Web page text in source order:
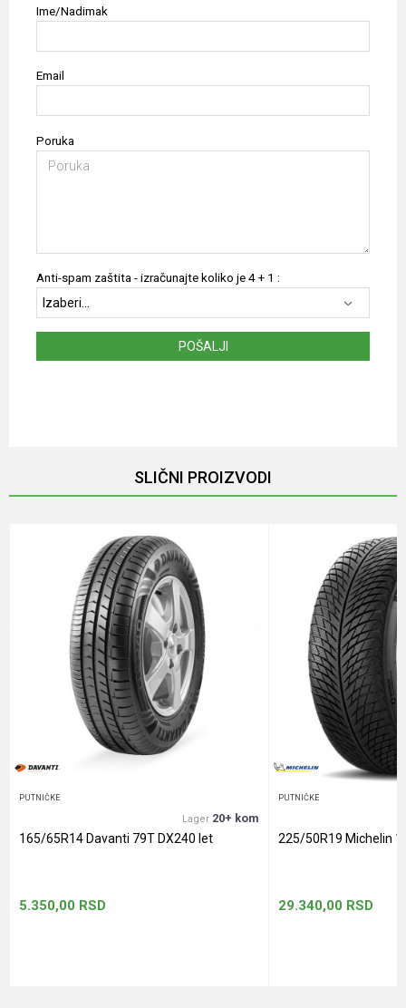
Ime/Nadimak
Email
Poruka
Anti-spam zaštita - izračunajte koliko je 4 + 1 :
POŠALJI
SLIČNI PROIZVODI
PUTNIČKE
Lager 20+ kom
165/65R14 Davanti 79T DX240 let
5.350,00 RSD
PUTNIČKE
225/50R19 Michelin
29.340,00 RSD